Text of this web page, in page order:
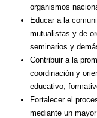
organismos
Educar a la
mutualistas y de
seminarios y
Contribuir a la
coordinación y
educativo,
Fortalecer el
mediante un